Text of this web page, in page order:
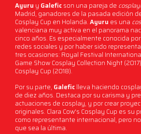
Ayuru y Galeficson una pareja de
Madrid, ganadores de la pasada edición
Cosplay Cup en Holanda.Ayuru es una
valenciana muy activa en el panorama
cinco años. Es especialmente conocida
redes sociales y por haber sido
tres ocasiones: Royal Festival
Game Show Cosplay Collection Night
Cosplay Cup (2018).
Por su parte, Galeficlleva haciendo
de diez años. Destaca por su carisma y
actuaciones de cosplay, y por crear
originales. Clara Cow's Cosplay Cup es su
como representante internacional, pero
que sea la última.